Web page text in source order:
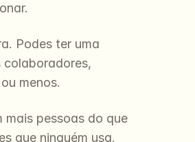
Podes ter uma
menos.
mais pessoas do que
que ninguém usa.